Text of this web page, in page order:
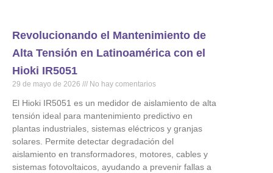
Revolucionando el Mantenimiento de
Alta Tensión en Latinoamérica con el
Hioki IR5051
29 de mayo de 2026 No hay comentarios
El Hioki IR5051 es un medidor de aislamiento de alta
tensión ideal para mantenimiento predictivo en
plantas industriales, sistemas eléctricos y granjas
solares. Permite detectar degradación del
aislamiento en transformadores, motores, cables y
sistemas fotovoltaicos, ayudando a prevenir fallas a